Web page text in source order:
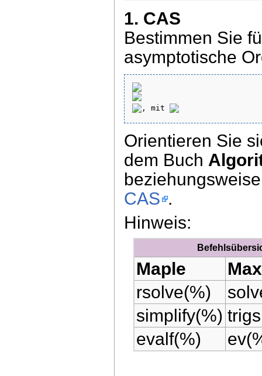
1. CAS
Bestimmen Sie
asymptotische
, mit
Orientieren Sie
dem Buch
CAS .
Hinweis:
Maple
rsolve(%)
simplify(%)
evalf(%)